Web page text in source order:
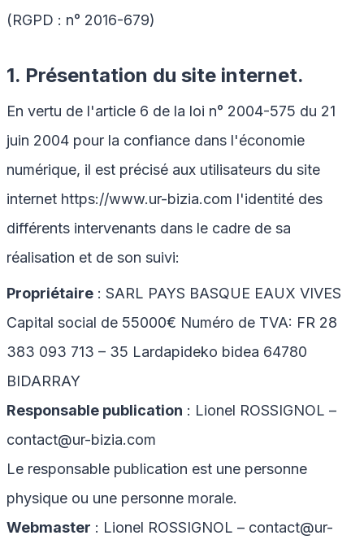
(RGPD : n° 2016-679)
1. Présentation du site internet.
En vertu de l'article 6 de la loi n° 2004-575 du 21
juin 2004 pour la confiance dans l'économie
numérique, il est précisé aux utilisateurs du site
internet https://www.ur-bizia.com l'identité des
différents intervenants dans le cadre de sa
réalisation et de son suivi:
Propriétaire : SARL PAYS BASQUE EAUX VIVES
Capital social de 55000€ Numéro de TVA: FR 28
383 093 713 – 35 Lardapideko bidea 64780
BIDARRAY
Responsable publication : Lionel ROSSIGNOL –
contact@ur-bizia.com
Le responsable publication est une personne
physique ou une personne morale.
Webmaster : Lionel ROSSIGNOL – contact@ur-